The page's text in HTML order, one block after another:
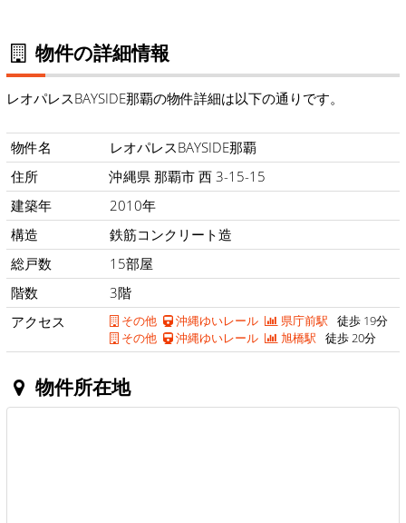
物件の詳細情報
レオパレスBAYSIDE那覇の物件詳細は以下の通りです。
物件名
レオパレスBAYSIDE那覇
住所
沖縄県 那覇市 西 3-15-15
建築年
2010年
構造
鉄筋コンクリート造
総戸数
15部屋
階数
3階
アクセス
その他 沖縄ゆいレール 県庁前駅 徒歩 19分
その他
沖縄ゆいレール 旭橋駅 徒歩 20分
物件所在地